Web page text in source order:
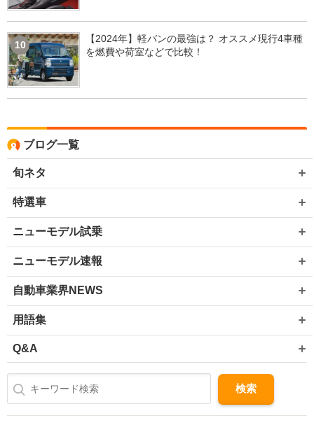
10
【2024年】軽バンの最強は？ オススメ現行4車種
を燃費や荷室などで比較！
ブログ一覧
旬ネタ
特選車
ニューモデル試乗
ニューモデル速報
自動車業界NEWS
用語集
Q&A